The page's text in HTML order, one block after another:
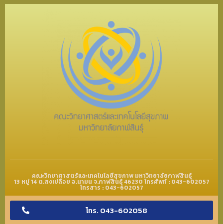
คณะวิทยาศาสตร์และเทคโนโลยีสุขภาพ มหาวิทยาลัยกาฬสินธุ์
13 หมู่ 14 ต.สงเปลือย อ.นามน จ.กาฬสินธุ์ 46230 โทรศัพท์ : 043-602057
โทรสาร : 043-602057
โทร. 043-602058